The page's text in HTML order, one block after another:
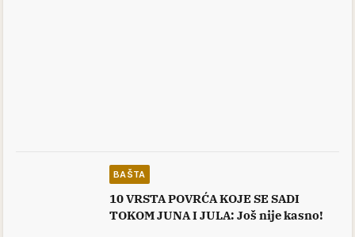
BAŠTA
10 VRSTA POVRĆA KOJE SE SADI
TOKOM JUNA I JULA: Još nije kasno!